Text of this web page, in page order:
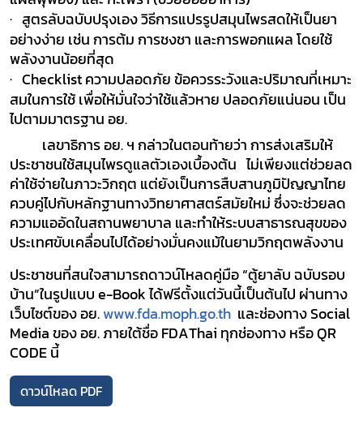
· สูตรลับฉบับปรุงเองวิธีการแปรรูปสมุนไพรสดให้เป็นยา
อย่างง่าย เช่น การต้ม การชงชา และการพอกแผล โดยใช้
พลังงานน้อยที่สุด
· Checklistความปลอดภัยข้อควรระวังและปริมาณที่เหมาะ
สมในการใช้ เพื่อให้มั่นใจว่าใช้แล้วหาย ปลอดภัยแน่นอน เป็น
ไปตามมาตรฐาน อย.
เลขาธิการ อย. ฯกล่าวในตอนท้ายว่าการส่งเสริมให้
ประชาชนใช้สมุนไพรดูแลตัวเองเบื้องต้น ไม่เพียงแต่ช่วยลด
ค่าใช้จ่ายในภาวะวิกฤต แต่ยังเป็นการสืบสานภูมิปัญญาไทย
ควบคู่ไปกับหลักฐานทางวิทยาศาสตร์สมัยใหม่ ซึ่งจะช่วยลด
ความแออัดในสถานพยาบาล และทำให้ระบบสาธารณสุขของ
ประเทศขับเคลื่อนไปได้อย่างมั่นคงแม้ในยามวิกฤตพลังงาน
ประชาชนที่สนใจสามารถดาวน์โหลดคู่มือ“ตู้ยาลับ ฉบับรอบ
บ้าน”ในรูปแบบe-Bookได้ฟรีตั้งแต่วันนี้เป็นต้นไป ผ่านทาง
เว็บไซต์ของ อย.www.fda.moph.go.th และช่องทางSocial
Mediaของ อย. ภายใต้ชื่อFDAThai ทุกช่องทาง หรือQR
CODEนี้
ดาวน์โหลด PDF